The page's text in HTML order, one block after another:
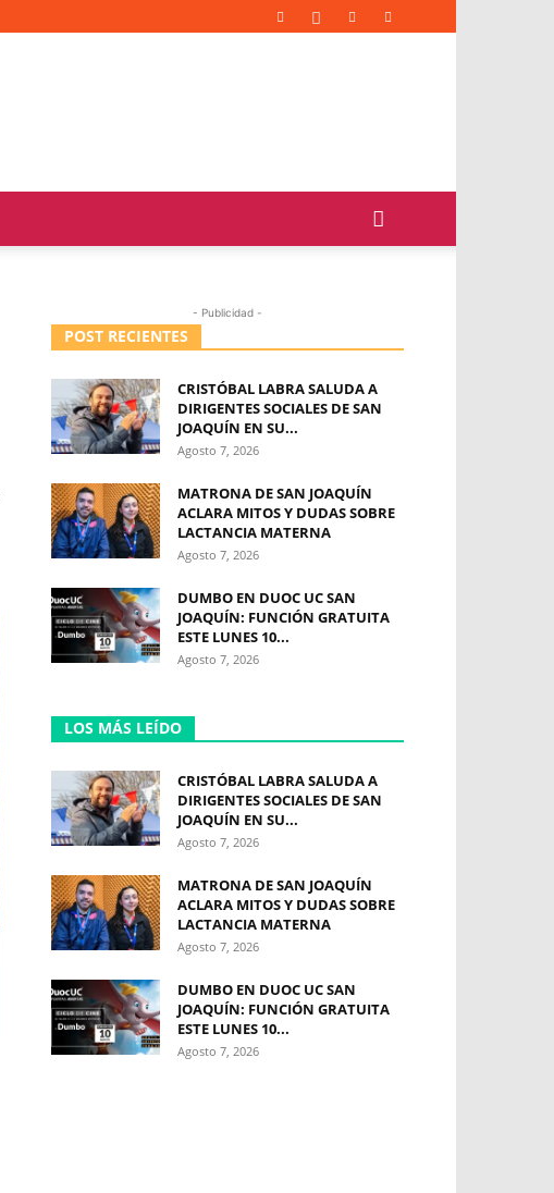
- Publicidad -
POST RECIENTES
CRISTÓBAL LABRA SALUDA A
DIRIGENTES SOCIALES DE SAN
JOAQUÍN EN SU...
Agosto 7, 2026
MATRONA DE SAN JOAQUÍN
ACLARA MITOS Y DUDAS SOBRE
LACTANCIA MATERNA
Agosto 7, 2026
DUMBO EN DUOC UC SAN
JOAQUÍN: FUNCIÓN GRATUITA
ESTE LUNES 10...
Agosto 7, 2026
LOS MÁS LEÍDO
CRISTÓBAL LABRA SALUDA A
DIRIGENTES SOCIALES DE SAN
JOAQUÍN EN SU...
Agosto 7, 2026
MATRONA DE SAN JOAQUÍN
ACLARA MITOS Y DUDAS SOBRE
LACTANCIA MATERNA
Agosto 7, 2026
DUMBO EN DUOC UC SAN
JOAQUÍN: FUNCIÓN GRATUITA
ESTE LUNES 10...
Agosto 7, 2026